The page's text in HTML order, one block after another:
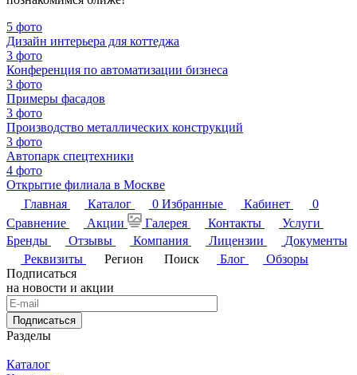
5 фото
Дизайн интерьера для коттеджа
3 фото
Конференция по автоматизации бизнеса
3 фото
Примеры фасадов
3 фото
Производство металлических конструкций
3 фото
Автопарк спецтехники
4 фото
Открытие филиала в Москве
Главная
Каталог 0 Избранные Кабинет
0
Сравнение
Акции Галерея Контакты
Услуги
Бренды
Отзывы Компания Лицензии
Документы
Реквизиты
Регион Поиск Блог
Обзоры
Подписаться
на новости и акции
Подписаться
Разделы
Каталог